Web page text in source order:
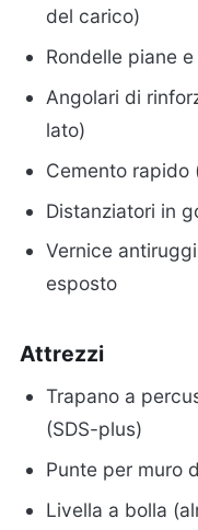
del carico)
Rondelle piane
Angolari di
lato)
Cemento rapido
Distanziatori in
Vernice
esposto
Attrezzi
Trapano a
(SDS-plus)
Punte per muro
Livella a bolla